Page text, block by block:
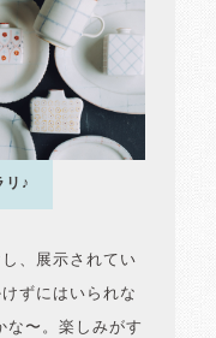
リ♪
、展示されてい
ずにはいられな
な〜。楽しみがす